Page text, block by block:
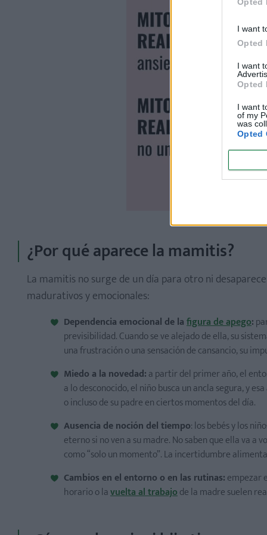
I want
Opted
I want
Opted
I want
of my
was
Opted
¿Por qué aparece la mamitis?
La mamitis no surge de un día para otro ni
madurativos y emocionales:
Dependencia emocional de lafigura de apego:
previsibilidad. Cuando se ve alejado de ella, su
una frustración o una sensación de cansancio, su
Miedo a la novedad:a partir del primer año, el
a lo desconocido, el niño busca un ancla segura, y
o incluso de su padre en ciertos momentos del día.
Ausencia de noción del tiempo: los bebés y los
eterno si no ven a su madre. No saben que ella va
como “solo un momento”. La incertidumbre
Cambios en el entorno o en las rutinas:empezar
horario o lavuelta al trabajode la madre suelen